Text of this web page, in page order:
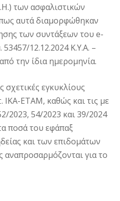
των ασφαλιστικών
αυτά διαμορφώθηκαν
των συντάξεων του e-
53457/12.12.2024 Κ.Υ.Α. –
την ίδια ημερομηνία.
εγκυκλίους
ΙΚΑ-ΕΤΑΜ, καθώς και τις με
2023, 54/2023 και 39/2024
ποσά του εφάπαξ
και των επιδομάτων
αναπροσαρμόζονται για το